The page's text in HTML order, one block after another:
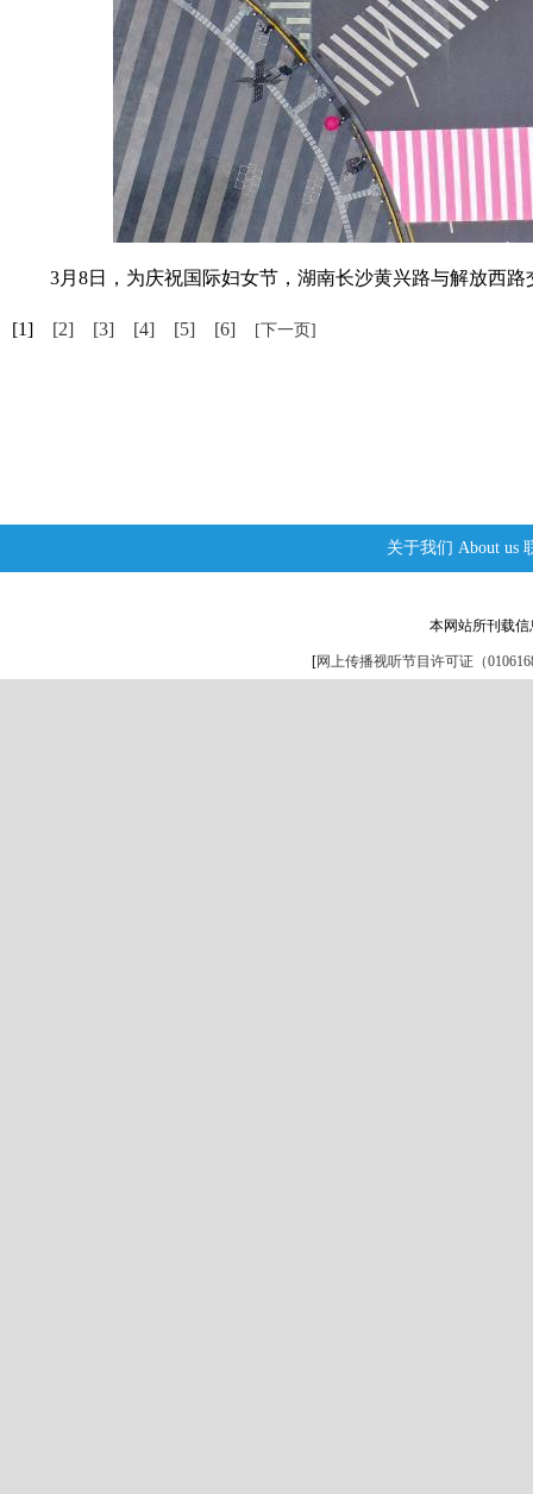
3月8日，为庆祝国际妇女节，湖南长沙黄兴路与解放西路
[1] [2] [3] [4] [5] [6] [下一页]
关于我们 About us
本网站所刊载
[网上传播视听节目许可证（